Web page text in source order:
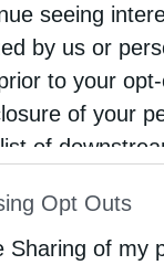
seeing
by us or
to your
of your
of
Participantsthat
Opt Outs
of my